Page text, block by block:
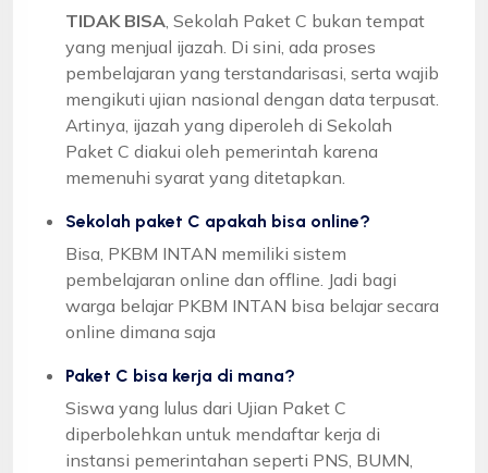
TIDAK BISA , Sekolah Paket C bukan tempat
yang menjual ijazah. Di sini, ada proses
pembelajaran yang terstandarisasi, serta wajib
mengikuti ujian nasional dengan data terpusat.
Artinya, ijazah yang diperoleh di Sekolah
Paket C diakui oleh pemerintah karena
memenuhi syarat yang ditetapkan.
Sekolah paket C apakah bisa online?
Bisa, PKBM INTAN memiliki sistem
pembelajaran online dan offline. Jadi bagi
warga belajar PKBM INTAN bisa belajar secara
online dimana saja
Paket C bisa kerja di mana?
Siswa yang lulus dari Ujian Paket C
diperbolehkan untuk mendaftar kerja di
instansi pemerintahan seperti PNS, BUMN,